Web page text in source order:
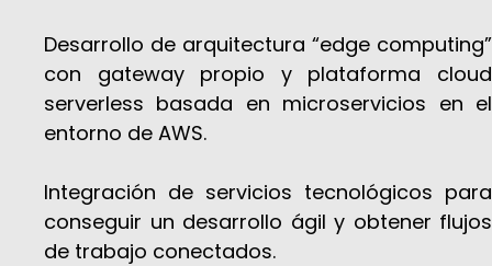
Desarrollo de arquitectura “edge computing”
con gateway propio y plataforma cloud
serverless basada en microservicios en el
entorno de AWS.
Integración de servicios tecnológicos para
conseguir un desarrollo ágil y obtener flujos
de trabajo conectados.